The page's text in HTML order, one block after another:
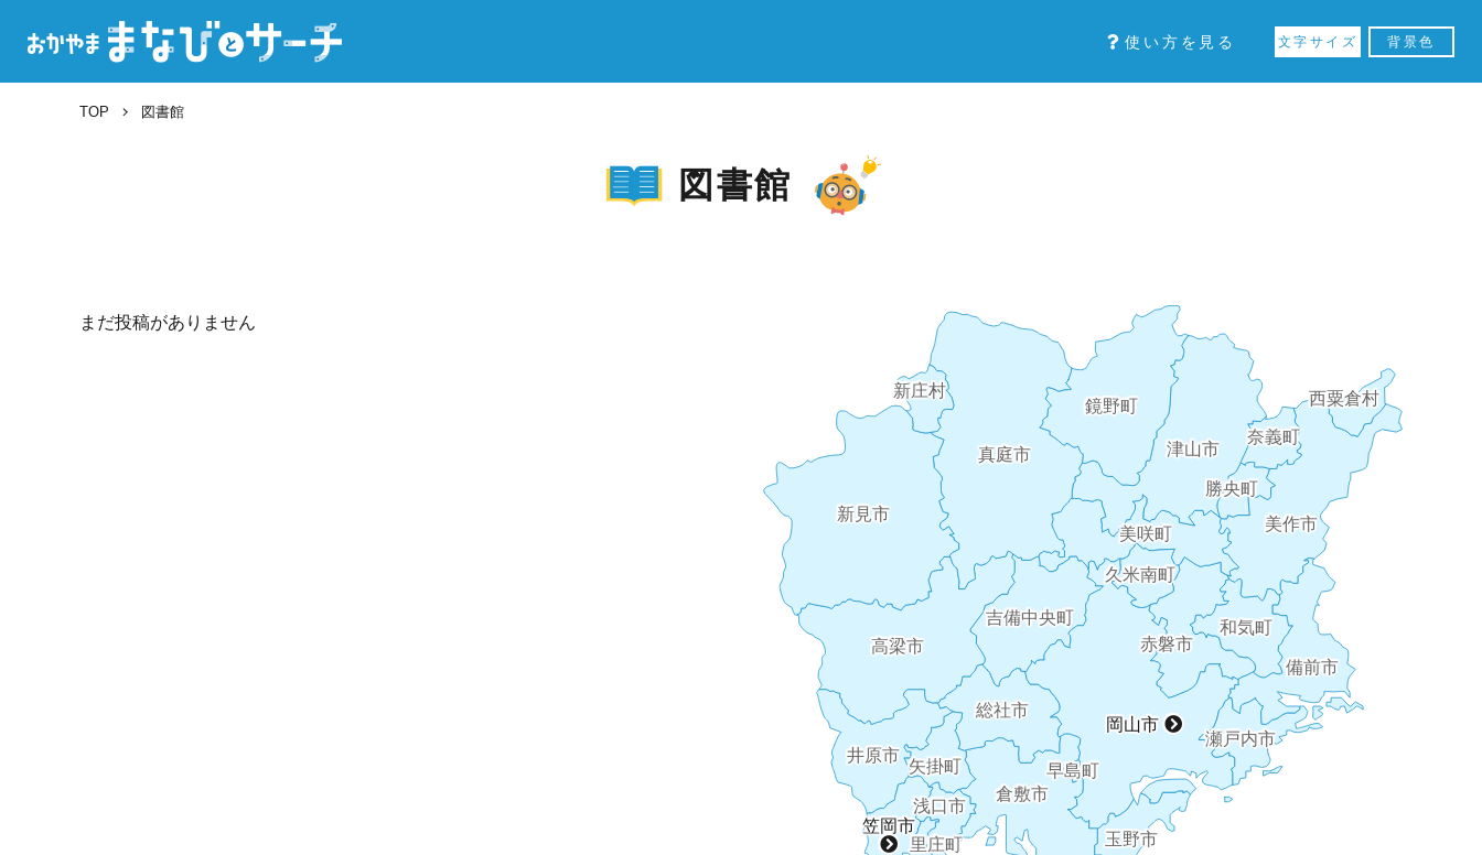
使い方を見る 文字サイズ 背景色
TOP 図書館
図書館
岡山市
倉敷市
早島町
玉野市
津山市
瀬戸内市
赤磐市
備前市
西粟倉村
久米南町
笠岡市
里庄町
浅口市
井原市
矢掛町
奈義町
美作市
総社市
高梁市
新見市
真庭市
新庄村
美咲町
鏡野町
和気町
勝央町
吉備中央町
まだ投稿がありません